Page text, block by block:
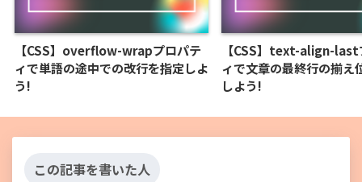
【CSS】overflow-wrapプロパテ
ィで単語の途中での改行を指定しよ
う!
【CSS】text-align-last
ィで文章の最終行の揃え
しよう!
この記事を書いた人